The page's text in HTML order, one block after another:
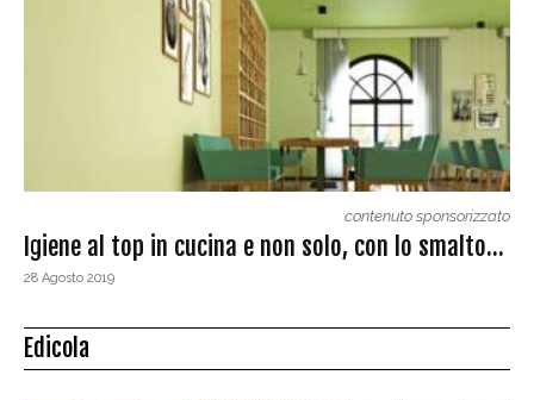
contenuto sponsorizzato
Igiene al top in cucina e non solo, con lo smalto...
28 Agosto 2019
Edicola